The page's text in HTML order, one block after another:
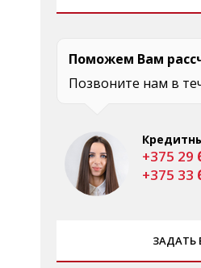
Поможем Вам
Позвоните нам в
+375 29
+375 33
ЗАДАТЬ